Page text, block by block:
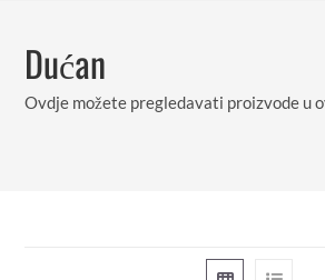
sadržajDućan
Ovdje možete pregledavati proizvode u